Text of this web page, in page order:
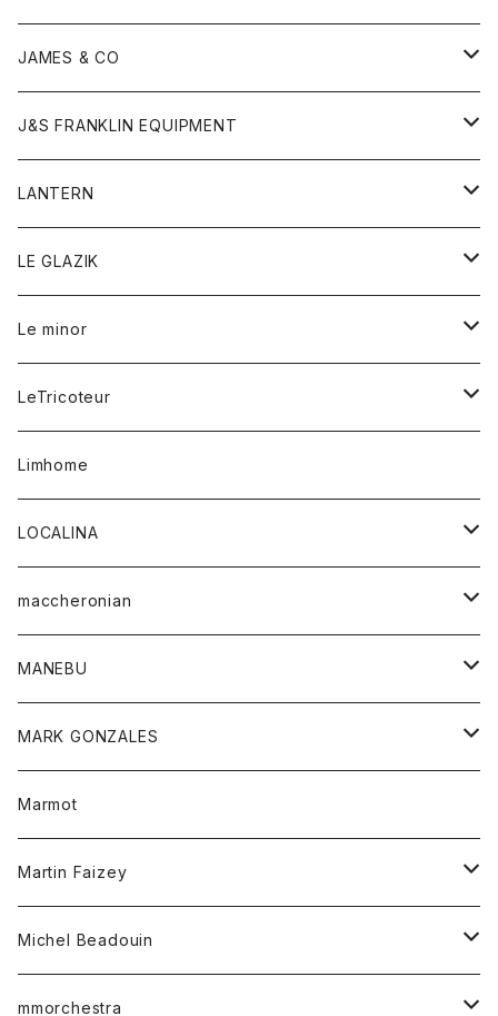
フリース
マフラー
リング
アンダーウェア
靴
バンダナ
トップス
カーディガン
ジャケット
タンクトップ
Tシャツ
ベスト
ポロシャツ
ロングスリーブTシャツ
ボトム
オーバーオール
ショートパンツ
レディース
アウター
カーディガン
セーター
チュニック
ロンパース
靴
ストール
トップス
カットソー
シャツ
ボトム
オーバーオール
ショートパンツ
レディース
オーバーオール
シャツ
ワンピース
ワンピース
キッズ
トレーナー
トップス
Gジャケット
スウェット
帽子
Tシャツ
帽子
JAMES & CO
ボトム
J&S FRANKLIN EQUIPMENT
アウター
LANTERN
アウター
Tシャツ
LE GLAZIK
レディース
コート
シャツ
ワンピース
Tシャツ
Le minor
ボトム
スカート
パンツ
レディース
アウター
カットソー
トップス
シャツ
LeTricoteur
カーディガン
Limhome
LOCALINA
ロングスリーブテーシャツ
maccheronian
靴
MANEBU
靴
MARK GONZALES
トップス
Tシャツ
Marmot
Martin Faizey
ベルト
Michel Beadouin
トップス
mmorchestra